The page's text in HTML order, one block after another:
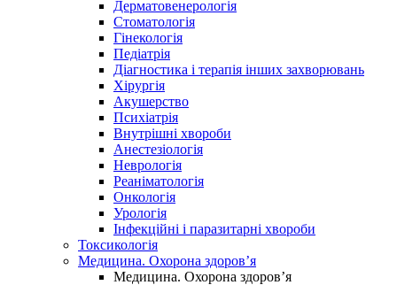
Дерматовенерологія
Стоматологія
Гінекологія
Педіатрія
Діагностика і терапія інших захворювань
Хірургія
Акушерство
Психіатрія
Внутрішні хвороби
Анестезіологія
Неврологія
Реаніматологія
Онкологія
Урологія
Інфекційні і паразитарні хвороби
Токсикологія
Медицина. Охорона здоров’я
Медицина. Охорона здоров’я